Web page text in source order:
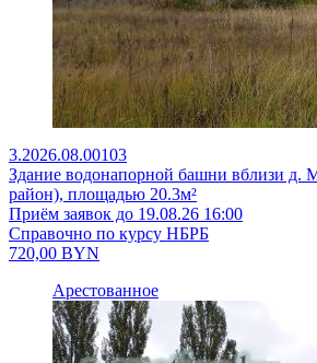
3.2026.08.00103
Здание водонапорной башни вблизи д.
район), площадью 20.3м²
Приём заявок до 19.08.26 16:00
Справочно по курсу НБРБ
720,00 BYN
Арестованное